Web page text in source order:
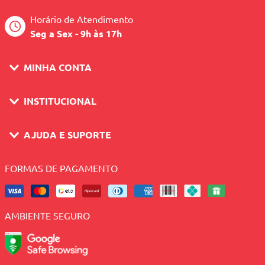
Horário de Atendimento
Seg a Sex - 9h às 17h
MINHA CONTA
INSTITUCIONAL
AJUDA E SUPORTE
FORMAS DE PAGAMENTO
AMBIENTE SEGURO